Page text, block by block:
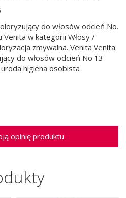
do włosów odcień No.
Venita w kategorii Włosy /
zmywalna. Venita Venita
do włosów odcień No 13
higiena osobista
opinię produktu